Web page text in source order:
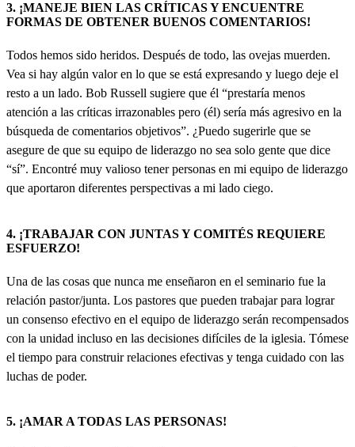
3. ¡MANEJE BIEN LAS CRÍTICAS Y ENCUENTRE
FORMAS DE OBTENER BUENOS COMENTARIOS!
Todos hemos sido heridos. Después de todo, las ovejas muerden.
Vea si hay algún valor en lo que se está expresando y luego deje el
resto a un lado. Bob Russell sugiere que él “prestaría menos
atención a las críticas irrazonables pero (él) sería más agresivo en la
búsqueda de comentarios objetivos”. ¿Puedo sugerirle que se
asegure de que su equipo de liderazgo no sea solo gente que dice
“sí”. Encontré muy valioso tener personas en mi equipo de liderazgo
que aportaron diferentes perspectivas a mi lado ciego.
4. ¡TRABAJAR CON JUNTAS Y COMITÉS REQUIERE
ESFUERZO!
Una de las cosas que nunca me enseñaron en el seminario fue la
relación pastor/junta. Los pastores que pueden trabajar para lograr
un consenso efectivo en el equipo de liderazgo serán recompensados
​​con la unidad incluso en las decisiones difíciles de la iglesia. Tómese
el tiempo para construir relaciones efectivas y tenga cuidado con las
luchas de poder.
5. ¡AMAR A TODAS LAS PERSONAS!